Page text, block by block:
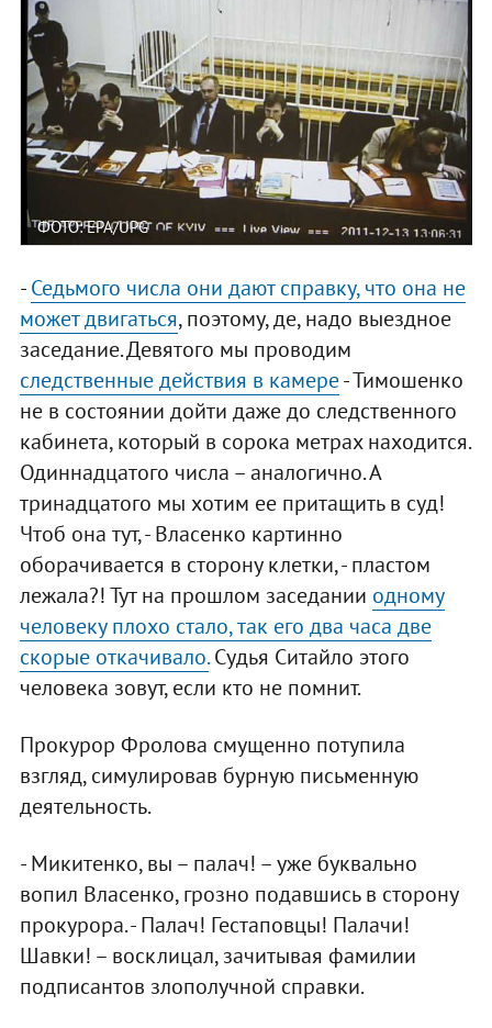
ФОТО: EPA/UPG
-Седьмого числа они дают справку, что она не
может двигаться, поэтому, де, надо выездное
заседание. Девятого мы проводим
следственные действия в камере- Тимошенко
не в состоянии дойти даже до следственного
кабинета, который в сорока метрах находится.
Одиннадцатого числа – аналогично. А
тринадцатого мы хотим ее притащить в суд!
Чтоб она тут, - Власенко картинно
оборачивается в сторону клетки, - пластом
лежала?! Тут на прошлом заседании одному
человеку плохо стало, так его два часа две
скорые откачивало.Судья Ситайло этого
человека зовут, если кто не помнит.
Прокурор Фролова смущенно потупила
взгляд, симулировав бурную письменную
деятельность.
- Микитенко, вы – палач! – уже буквально
вопил Власенко, грозно подавшись в сторону
прокурора. - Палач! Гестаповцы! Палачи!
Шавки! – восклицал, зачитывая фамилии
подписантов злополучной справки.